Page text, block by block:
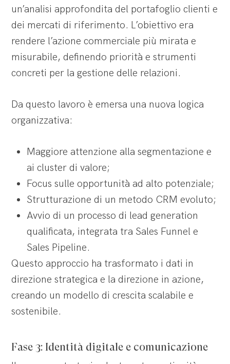
un’analisi approfondita del portafoglio clienti e
dei mercati di riferimento. L’obiettivo era
rendere l’azione commerciale più mirata e
misurabile, definendo priorità e strumenti
concreti per la gestione delle relazioni.
Da questo lavoro è emersa una nuova logica
organizzativa:
Maggiore attenzione alla segmentazione e
ai cluster di valore;
Focus sulle opportunità ad alto potenziale;
Strutturazione di un metodo CRM evoluto;
Avvio di un processo di lead generation
qualificata, integrata tra Sales Funnel e
Sales Pipeline.
Questo approccio ha trasformato i dati in
direzione strategica e la direzione in azione,
creando un modello di crescita scalabile e
sostenibile.
Fase 3: Identità digitale e comunicazione